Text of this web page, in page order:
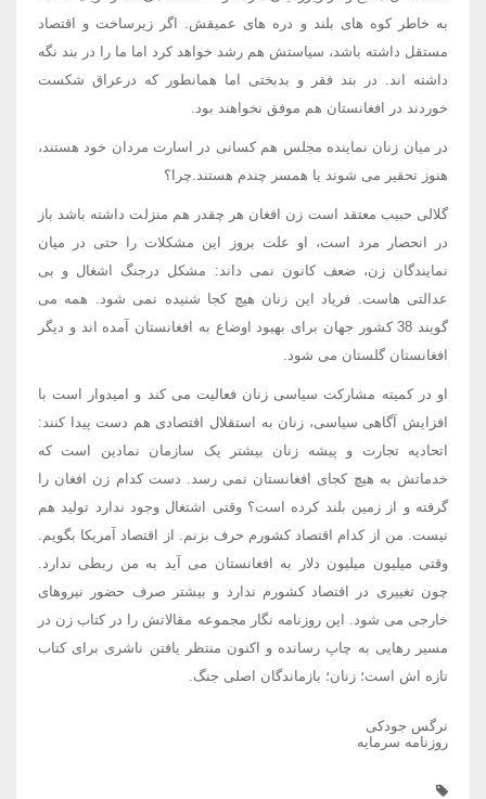
به خاطر کوه های بلند و دره های عمیقش. اگر زیرساخت و اقتصاد
مستقل داشته باشد، سیاستش هم رشد خواهد کرد اما ما را در بند نگه
داشته اند. در بند فقر و بدبختی اما همانطور که درعراق شکست
خوردند در افغانستان هم موفق نخواهند بود.
در میان زنان نماینده مجلس هم کسانی در اسارت مردان خود هستند،
هنوز تحقیر می شوند یا همسر چندم هستند.چرا؟
گلالی حبیب معتقد است زن افغان هر چقدر هم منزلت داشته باشد باز
در انحصار مرد است، او علت بروز این مشکلات را حتی در میان
نمایندگان زن، ضعف کانون نمی داند: مشکل درجنگ اشغال و بی
عدالتی هاست. فریاد این زنان هیچ کجا شنیده نمی شود. همه می
گویند 38 کشور جهان برای بهبود اوضاع به افغانستان آمده اند و دیگر
افغانستان گلستان می شود.
او در کمیته مشارکت سیاسی زنان فعالیت می کند و امیدوار است با
افزایش آگاهی سیاسی، زنان به استقلال اقتصادی هم دست پیدا کنند:
اتحادیه تجارت و پیشه زنان بیشتر یک سازمان نمادین است که
خدماتش به هیچ کجای افغانستان نمی رسد. دست کدام زن افغان را
گرفته و از زمین بلند کرده است؟ وقتی اشتغال وجود ندارد تولید هم
نیست. من از کدام اقتصاد کشورم حرف بزنم. از اقتصاد آمریکا بگویم.
وقتی میلیون میلیون دلار به افغانستان می آید به من ربطی ندارد.
چون تغییری در اقتصاد کشورم ندارد و بیشتر صرف حضور نیروهای
خارجی می شود. این روزنامه نگار مجموعه مقالاتش را در کتاب زن در
مسیر رهایی به چاپ رسانده و اکنون منتظر یافتن ناشری برای کتاب
تازه اش است؛ زنان؛ بازماندگان اصلی جنگ.
نرگس جودکی
روزنامه سرمایه